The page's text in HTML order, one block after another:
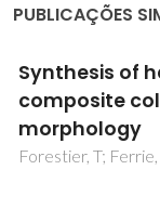
PUBLICAÇÕES
Synthesis of
composite
morphology
Forestier, T;